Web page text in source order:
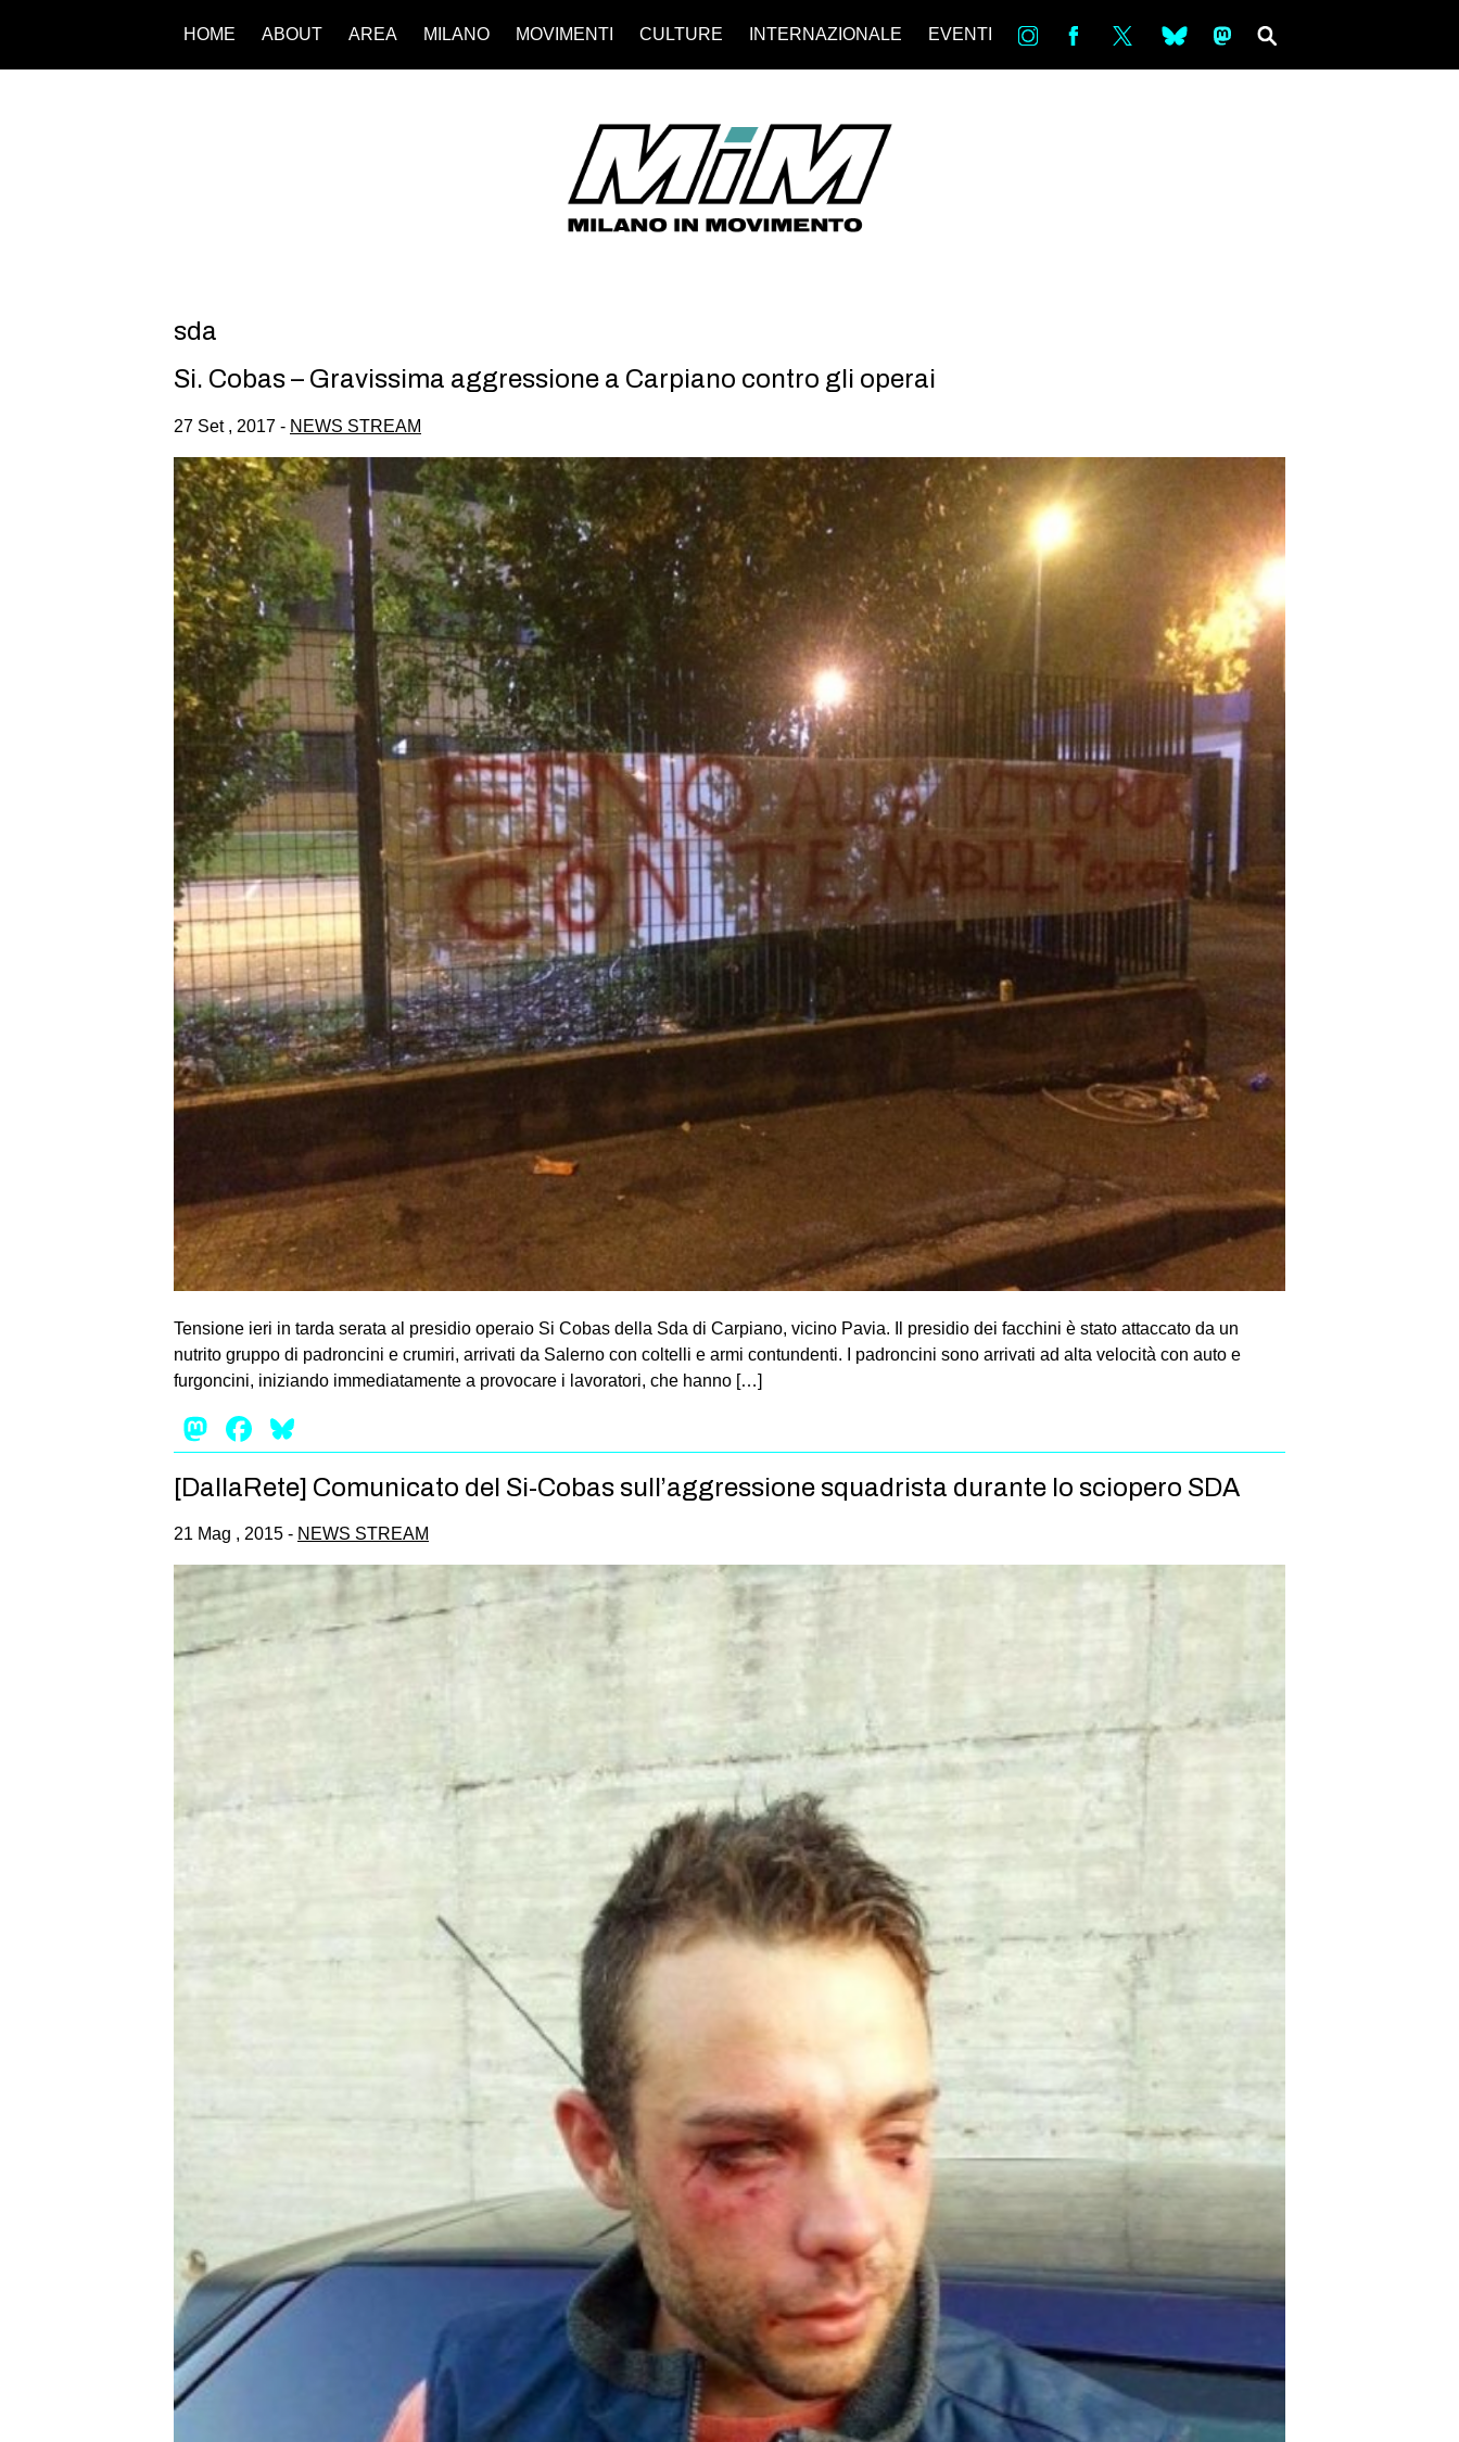
HOME ABOUT AREA MILANO MOVIMENTI CULTURE INTERNAZIONALE EVENTI in bsky ms
sda
Si. Cobas – Gravissima aggressione a Carpiano contro gli operai
27 Set , 2017 - NEWS STREAM
Tensione ieri in tarda serata al presidio operaio Si Cobas della Sda di Carpiano, vicino Pavia. Il presidio dei facchini è stato attaccato da un
nutrito gruppo di padroncini e crumiri, arrivati da Salerno con coltelli e armi contundenti. I padroncini sono arrivati ad alta velocità con auto e
furgoncini, iniziando immediatamente a provocare i lavoratori, che hanno […]
Mastodon
Facebook
[DallaRete] Comunicato del Si-Cobas sull’aggressione squadrista durante lo sciopero SDA
21 Mag , 2015 - NEWS STREAM